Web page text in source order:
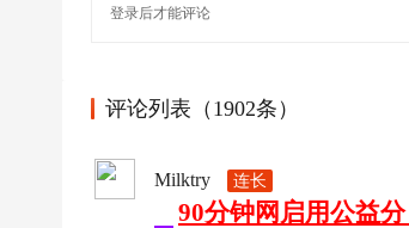
登录后才能评论
评论列表（1902条）
Milktry 连长
90分钟网启用公益